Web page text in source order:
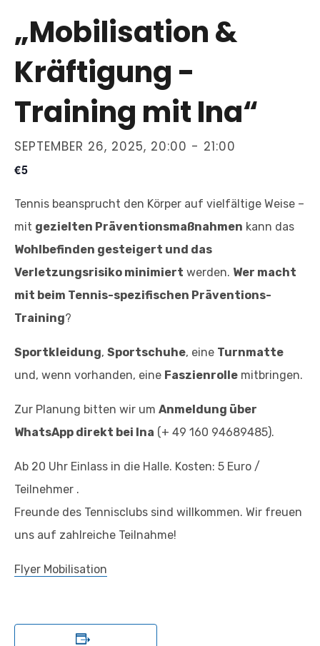
„Mobilisation &
Kräftigung -
Training mit Ina“
SEPTEMBER 26, 2025, 20:00 - 21:00
€5
Tennis beansprucht den Körper auf vielfältige Weise –
mit gezielten Präventionsmaßnahmen kann das
Wohlbefinden gesteigert und das
Verletzungsrisiko minimiert werden. Wer macht
mit beim Tennis-spezifischen Präventions-
Training?
Sportkleidung, Sportschuhe, eine Turnmatte
und, wenn vorhanden, eine Faszienrolle mitbringen.
Zur Planung bitten wir um Anmeldung über
WhatsApp direkt bei Ina (+ 49 160 94689485).
Ab 20 Uhr Einlass in die Halle. Kosten: 5 Euro /
Teilnehmer .
Freunde des Tennisclubs sind willkommen. Wir freuen
uns auf zahlreiche Teilnahme!
Flyer Mobilisation